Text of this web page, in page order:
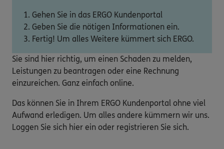
Gehen Sie in das ERGO Kundenportal
Geben Sie die nötigen Informationen ein.
Fertig! Um alles Weitere kümmert sich ERGO.
Sie sind hier richtig, um einen Schaden zu melden,
Leistungen zu beantragen oder eine Rechnung
einzureichen. Ganz einfach online.
Das können Sie in Ihrem ERGO Kundenportal ohne viel
Aufwand erledigen. Um alles andere kümmern wir uns.
Loggen Sie sich hier ein oder registrieren Sie sich.